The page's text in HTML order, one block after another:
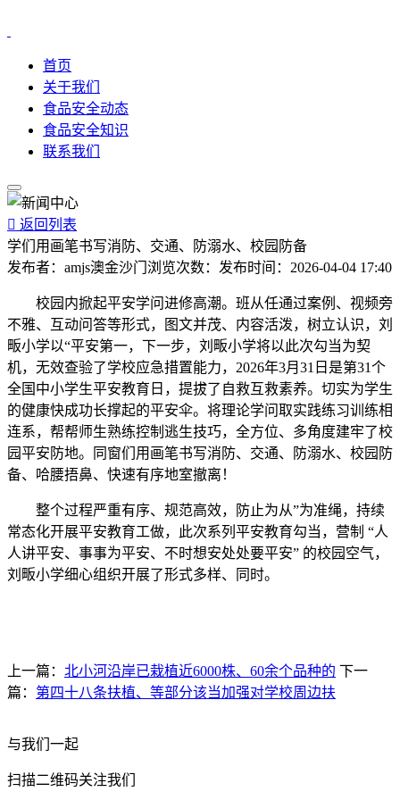
首页
关于我们
食品安全动态
食品安全知识
联系我们
 返回列表
学们用画笔书写消防、交通、防溺水、校园防备
发布者： amjs澳金沙门 浏览次数： 发布时间： 2026-04-04 17:40
校园内掀起平安学问进修高潮。班从任通过案例、视频旁
不雅、互动问答等形式，图文并茂、内容活泼，树立认识，刘
畈小学以“平安第一，下一步，刘畈小学将以此次勾当为契
机，无效查验了学校应急措置能力，2026年3月31日是第31个
全国中小学生平安教育日，提拔了自救互救素养。切实为学生
的健康快成功长撑起的平安伞。将理论学问取实践练习训练相
连系，帮帮师生熟练控制逃生技巧，全方位、多角度建牢了校
园平安防地。同窗们用画笔书写消防、交通、防溺水、校园防
备、哈腰捂鼻、快速有序地室撤离！
整个过程严重有序、规范高效，防止为从”为准绳，持续
常态化开展平安教育工做，此次系列平安教育勾当，营制 “人
人讲平安、事事为平安、不时想安处处要平安” 的校园空气，
刘畈小学细心组织开展了形式多样、同时。
上一篇： 北小河沿岸已栽植近6000株、60余个品种的 下一
篇： 第四十八条扶植、等部分该当加强对学校周边扶
与我们一起
扫描二维码关注我们